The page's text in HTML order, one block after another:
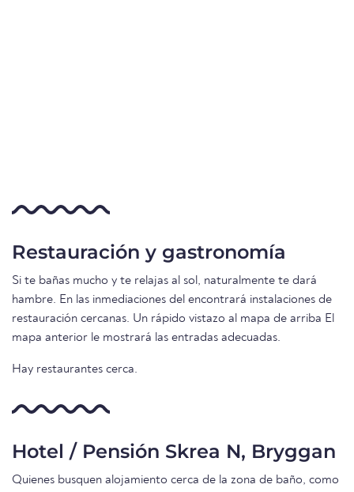
Restauración y gastronomía
Si te bañas mucho y te relajas al sol, naturalmente te dará
hambre. En las inmediaciones del encontrará instalaciones de
restauración cercanas. Un rápido vistazo al mapa de arriba El
mapa anterior le mostrará las entradas adecuadas.
Hay restaurantes cerca.
Hotel / Pensión Skrea N, Bryggan
Quienes busquen alojamiento cerca de la zona de baño, como